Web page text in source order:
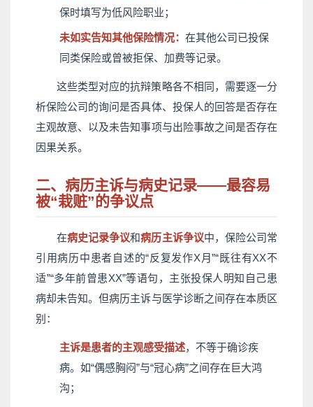
保时填写为低风险职业；
未如实告知其他保险情况： 在其他公司已投保
同类保险或曾被拒保、加费等记录。
这些类型对应的抗辩策略各不相同，需要逐一分
析保险公司的询问是否具体、投保人的回答是否存在
主观故意、以及未告知事项与出险事故之间是否存在
因果关系。
二、病历主诉与病史记录——最容易
被“栽赃”的争议点
在病史记录争议和病历主诉争议中，保险公司常
引用病历中患者自述的“反复发作X月”“既往有XX不
适”“多年前曾患XX”等语句，主张投保人明知自己患
病却未告知。但病历主诉与医学诊断之间存在本质区
别：
主诉是患者的主观感受描述，不等于确诊疾
病。如“偶感胸闷”与“冠心病”之间存在巨大鸿
沟；